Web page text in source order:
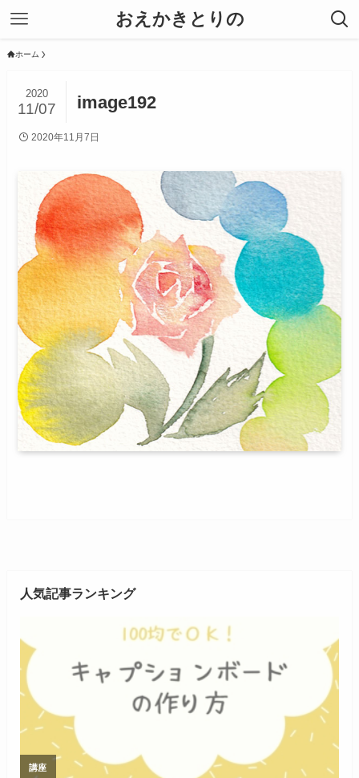
おえかきとりの
ホーム
image192
2020
11/07
2020年11月7日
人気記事ランキング